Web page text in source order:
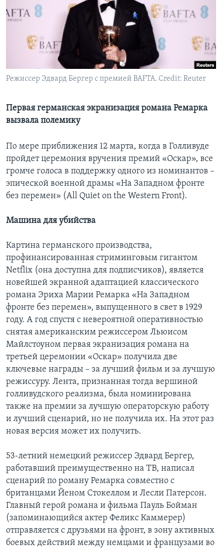
Learning English
СОЦИАЛЬНЫЕ СЕТИ
Режиссер Эдвард Бергер c премией BAFTA. Credit: Reuter
Первая германская экранизация романа Ремарка
вызвала полемику
По мере приближения 12 марта, когда в Голливуде
пройдет церемония вручения премий «Оскар», все
громче голоса в поддержку одного из номинантов –
эпической военной драмы «На Западном фронте
без перемен» (All Quiet on the Western Front).
Машина для убийства
Картина германского производства,
профинансированная стриминговым гигантом
Netflix (она доступна для подписчиков), является
новейшей экранной адаптацией классического
романа Эриха Марии Ремарка «На Западном
фронте без перемен», выпущенного в свет в 1929
году. А год спустя с невероятной оперативностью
снятая американским режиссером Льюисом
Майлстоуном первая экранизация романа на
третьей церемонии «Оскар» получила две
ключевые награды – за лучший фильм и за лучшую
режиссуру. Лента, признанная тогда вершиной
голливудского реализма, была номинирована
также на премии за лучшую операторскую работу
и лучший сценарий, но не получила их. На этот раз
новая версия может их получить.
53-летний немецкий режиссер Эдвард Бергер,
работавший преимущественно на ТВ, написал
сценарий по роману Ремарка совместно с
британцами Йеном Стокеллом и Лесли Патерсон.
Главный герой романа и фильма Пауль Бойман
(запоминающийся актер Феликс Каммерер)
отправляется с друзьями на фронт, в зону активных
боевых действий между немцами и французами во